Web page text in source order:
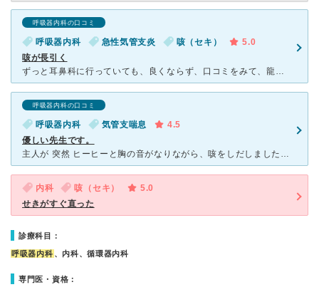
呼吸器内科の口コミ
呼吸器内科 急性気管支炎 咳（セキ）
5.0
咳が長引く
ずっと耳鼻科に行っていても、良くならず、口コミをみて、龍神先生の所に行きました。 院長先生は、とても優しく、詳しく病状の説明を、長々としても、嫌がらずに良く聞いてくれました。お薬手帳を持っていきまし
呼吸器内科の口コミ
呼吸器内科 気管支喘息
4.5
優しい先生です。
主人が 突然 ヒーヒーと胸の音がなりながら、咳をしだしました。 このご時世コロナで簡単に病院も行きにくく 数十年前に喘息が出ていたことがあったため 市販の気管を広げて楽にするお薬を買って、数週間飲
内科 咳（セキ）
5.0
せきがすぐ直った
診療科目：
呼吸器内科 、内科、循環器内科
専門医・資格：